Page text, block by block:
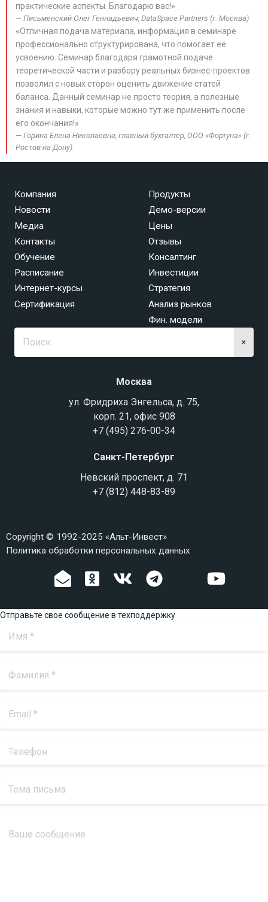
практические аспекты. Благодарю вас!»
Письменский Олег Геннадьевич, DataSpace Partners (г. Москва)
«Отличная подача материала, информация в семинаре
профессионально структурирована, что помогает её
усвоению. Семинар благодаря грамотной подаче
теоретической части и разбору реальных бизнес-проектов
позволил с новых сторон оценить движение статей
баланса. Данный семинар не просто теория, а полезные
знания и навыки, которые можно тут же применить после
его окончания!»
Горина Елена Николаевна, главный бухгалтер, ООО «Фортуна» (г.
Ростов-на-Дону)
Компания
Новости
Медиа
Контакты
Продукты
Демо-версии
Цены
Отзывы
Обучение
Расписание
Интернет-курсы
Сертификация
Консалтинг
Инвестиции
Стратегия
Анализ рынков
Фин. модели
×
Москва
ул. Фридриха Энгельса, д. 75,
корп. 21, офис 908
+7 (495) 276-00-34
Санкт-Петербург
Невский проспект, д. 71
+7 (812) 448-83-89
Copyright © 1992-2025 «Альт-Инвест»
Политика обработки персональных данных
Отправьте свое сообщение в техподдержку